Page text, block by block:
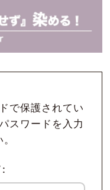
で保護されてい
スワードを入力